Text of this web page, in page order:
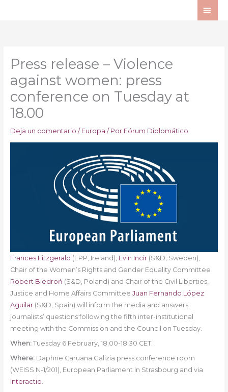
Press release – Violence
against women: press
conference on Tuesday at
18.00
Deja un comentario / Europa / Por Fórum Diplomático
Frances Fitzgerald (EPP, Ireland), Evin Incir(S&D, Sweden),
Chair of the Women’s Rights and Gender Equality Committee
Robert Biedroń (S&D, Poland) and Chair of the Civil Liberties,
Justice and Home Affairs Committee Juan Fernando López
Aguilar(S&D, Spain) will inform the media and answers
journalists’ questions following the fifth inter-institutional
meeting with the Commission and the Council on Tuesday.
When: Tuesday 6 February, 18.00-18.30 CET.
Where: Daphne Caruana Galizia press conference room
(WEISS N-1/201), European Parliament in Strasbourg and via
Interactio.